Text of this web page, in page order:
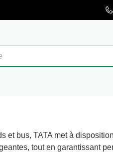
et bus, TATA met à
tout en garantissant